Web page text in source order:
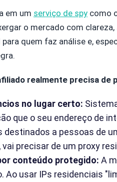
em um serviço de spy como
o mercado com
para quem faz análise e,
realmente precisa de
no lugar certo:
que o seu endereço de
destinados a pessoas de
vai precisar de um proxy
conteúdo protegido: A
Ao usar IPs residenciais